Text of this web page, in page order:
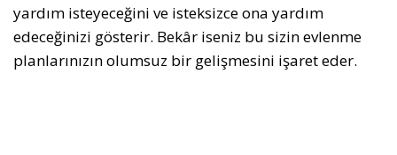
yardım isteyeceğini ve isteksizce ona yardım
edeceğinizi gösterir. Bekâr iseniz bu sizin evlenme
planlarınızın olumsuz bir gelişmesini işaret eder.